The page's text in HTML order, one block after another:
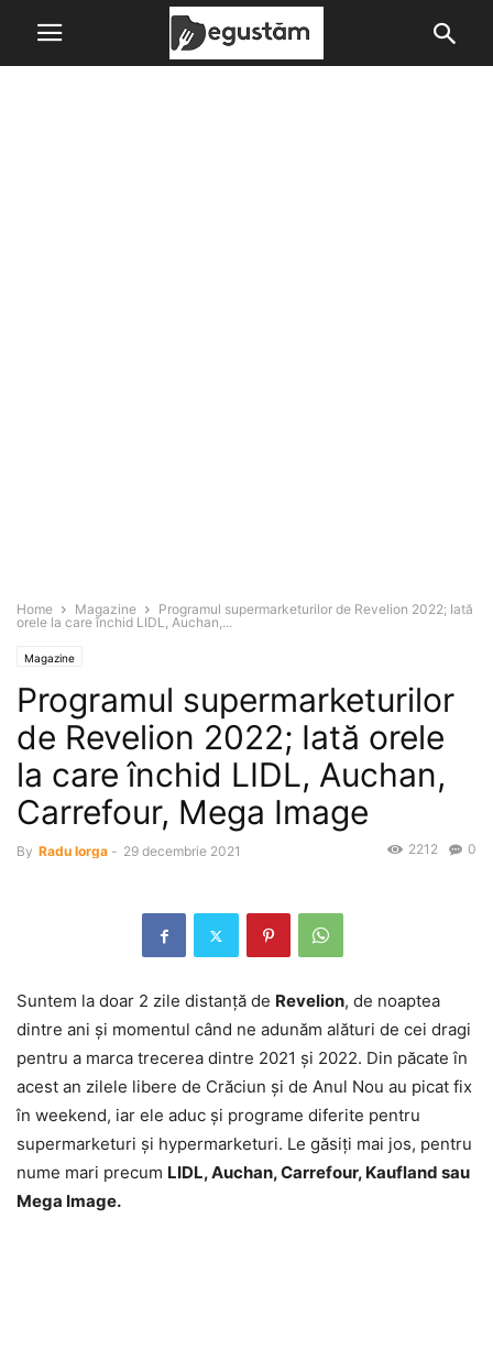
Home Magazine
Programul supermarketurilor de Revelion 2022; Iată
orele la care închid LIDL, Auchan,...
Magazine
Programul supermarketurilor
de Revelion 2022; Iată orele
la care închid LIDL, Auchan,
Carrefour, Mega Image
By Radu Iorga - 29 decembrie 2021 0
2212
Suntem la doar 2 zile distanţă de Revelion, de noaptea
dintre ani şi momentul când ne adunăm alături de cei dragi
pentru a marca trecerea dintre 2021 şi 2022. Din păcate în
acest an zilele libere de Crăciun şi de Anul Nou au picat fix
în weekend, iar ele aduc şi programe diferite pentru
supermarketuri şi hypermarketuri. Le găsiţi mai jos, pentru
nume mari precum LIDL, Auchan, Carrefour, Kaufland sau
Mega Image.